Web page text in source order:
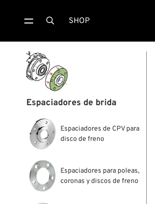
 SHOP
Espaciadores de brida
Espaciadores de CPV para
disco de freno
Espaciadores para poleas,
coronas y discos de freno